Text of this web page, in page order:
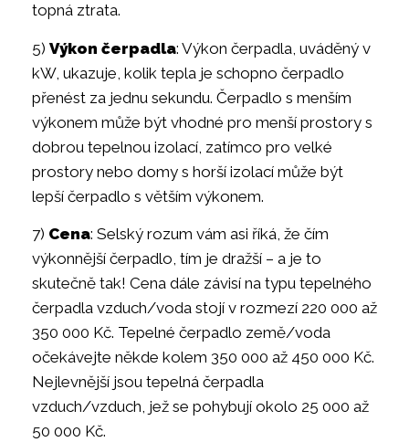
topná ztrata.
5) Výkon čerpadla: Výkon čerpadla, uváděný v
kW, ukazuje, kolik tepla je schopno čerpadlo
přenést za jednu sekundu. Čerpadlo s menším
výkonem může být vhodné pro menší prostory s
dobrou tepelnou izolací, zatímco pro velké
prostory nebo domy s horší izolací může být
lepší čerpadlo s větším výkonem.
7) Cena: Selský rozum vám asi říká, že čím
výkonnější čerpadlo, tím je dražší – a je to
skutečně tak! Cena dále závisí na typu tepelného
čerpadla vzduch/voda stojí v rozmezí 220 000 až
350 000 Kč. Tepelné čerpadlo země/voda
očekávejte někde kolem 350 000 až 450 000 Kč.
Nejlevnější jsou tepelná čerpadla
vzduch/vzduch, jež se pohybují okolo 25 000 až
50 000 Kč.